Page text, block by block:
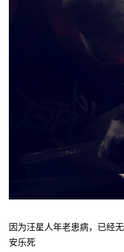
因为汪星人年老患病，已经
安乐死